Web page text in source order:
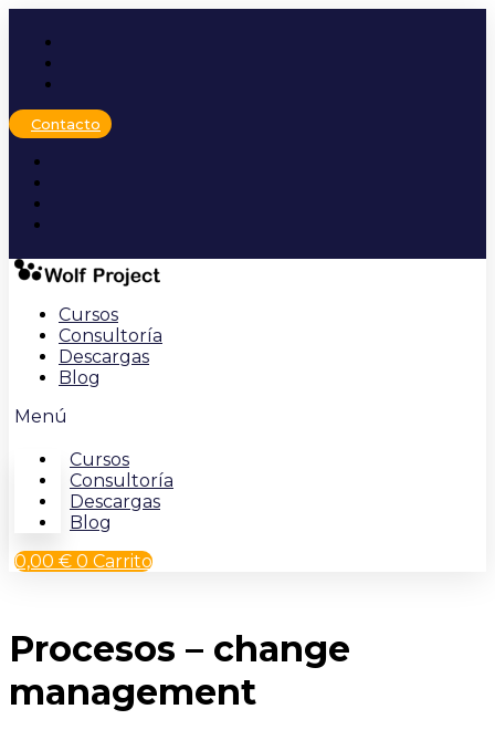
contenido
Contacto
Cursos
Consultoría
Descargas
Blog
Menú
Cursos
Consultoría
Descargas
Blog
0,00 € 0 Carrito
Procesos – change
management